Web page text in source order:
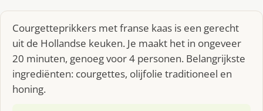
Courgetteprikkers met franse kaas is een gerecht
uit de Hollandse keuken. Je maakt het in ongeveer
20 minuten, genoeg voor 4 personen. Belangrijkste
ingrediënten: courgettes, olijfolie traditioneel en
honing.